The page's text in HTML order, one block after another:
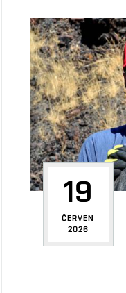
19
ČERVEN
2026